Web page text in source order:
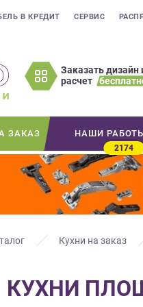
В КРЕДИТ СЕРВИС
Заказать дизайн
расчет
ЗАКАЗ НАШИ
2174
Кухни на заказ
КУХНИ